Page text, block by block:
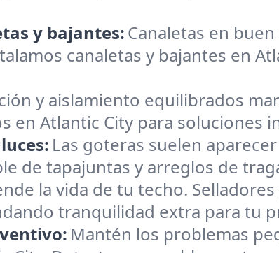
y bajantes:Canaletas en
canaletas y bajantes en
y aislamiento equilibrados
en Atlantic City para soluciones
Las goteras suelen
de tapajuntas y arreglos de
la vida de tu techo.
tranquilidad extra para tu
Mantén los problemas